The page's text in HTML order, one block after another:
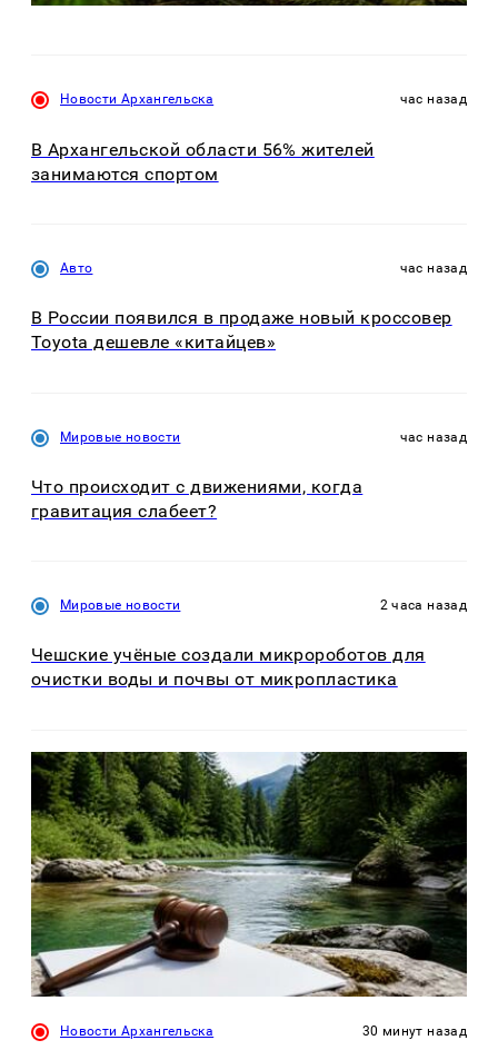
Новости Архангельска час назад
В Архангельской области 56% жителей
занимаются спортом
Авто час назад
В России появился в продаже новый кроссовер
Toyota дешевле «китайцев»
Мировые новости час назад
Что происходит с движениями, когда
гравитация слабеет?
Мировые новости 2 часа назад
Чешские учёные создали микророботов для
очистки воды и почвы от микропластика
Новости Архангельска 30 минут назад